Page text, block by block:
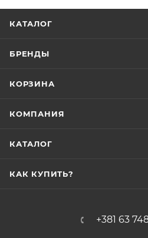
КАТАЛОГ
БРЕНДЫ
КОРЗИНА
КОМПАНИЯ
КАТАЛОГ
КАК КУПИТЬ?
+381 63